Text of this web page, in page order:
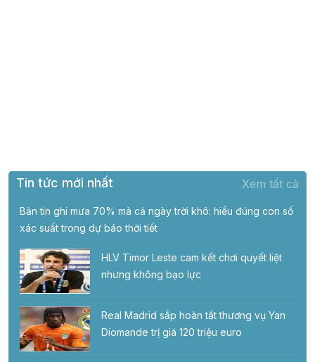
Tin tức mới nhất Xem tất cả
Bản tin ghi mưa 70% mà cả ngày trời khô: hiểu đúng con số
xác suất trong dự báo thời tiết
HLV Timor Leste cam kết chơi quyết liệt
nhưng không bạo lực
Real Madrid sắp hoàn tất thương vụ Yan
Diomande trị giá 120 triệu euro